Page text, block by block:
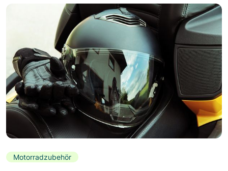
Motorradzubehör